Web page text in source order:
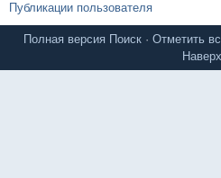
Публикации пользователя
Полная версия Поиск · Отметить
Наверх